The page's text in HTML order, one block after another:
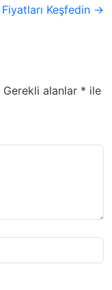
Fiyatları Keşfedin →
Gerekli alanlar * ile